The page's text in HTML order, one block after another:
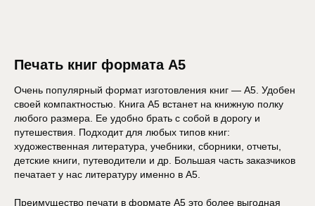
Печать книг формата А5
Очень популярный формат изготовления книг — А5. Удобен
своей компактностью. Книга А5 встанет на книжную полку
любого размера. Ее удобно брать с собой в дорогу и
путешествия. Подходит для любых типов книг:
художественная литература, учебники, сборники, отчеты,
детские книги, путеводители и др. Большая часть заказчиков
печатает у нас литературу именно в А5.
Преимущество печати в формате А5 это более выгодная